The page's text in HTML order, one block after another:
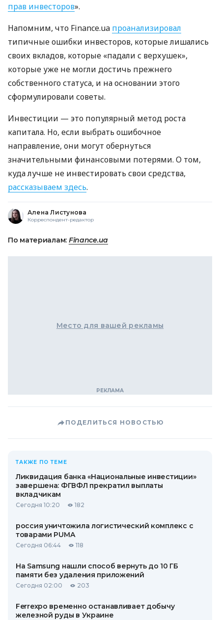
прав инвесторов».
Напомним, что Finance.ua проанализировал
типичные ошибки инвесторов, которые лишались
своих вкладов, которые «падали с верхушек»,
которые уже не могли достичь прежнего
собственного статуса, и на основании этого
сформулировали советы.
Инвестиции — это популярный метод роста
капитала. Но, если выбрать ошибочное
направление, они могут обернуться
значительными финансовыми потерями. О том,
куда лучше не инвестировать свои средства,
рассказываем здесь.
Алена Листунова
Корреспондент-редактор
По материалам: Finance.ua
Место для вашей рекламы
ПОДЕЛИТЬСЯ НОВОСТЬЮ
ТАКЖЕ ПО ТЕМЕ
Ликвидация банка «Национальные инвестиции»
завершена: ФГВФЛ прекратил выплаты
вкладчикам
Сегодня 10:20 182
россия уничтожила логистический комплекс с
товарами PUMA
Сегодня 06:44 118
На Samsung нашли способ вернуть до 10 ГБ
памяти без удаления приложений
Сегодня 02:00 203
Ferrexpo временно останавливает добычу
железной руды в Украине